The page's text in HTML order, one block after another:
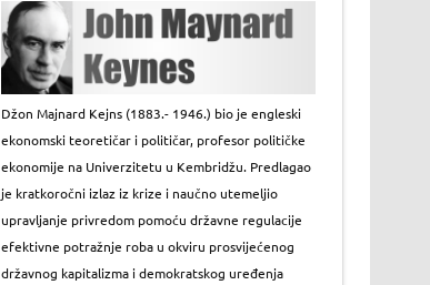
Džon Majnard Kejns (1883.- 1946.) bio je engleski
ekonomski teoretičar i političar, profesor političke
ekonomije na Univerzitetu u Kembridžu. Predlagao
je kratkoročni izlaz iz krize i naučno utemeljio
upravljanje privredom pomoću državne regulacije
efektivne potražnje roba u okviru prosvijećenog
državnog kapitalizma i demokratskog uređenja